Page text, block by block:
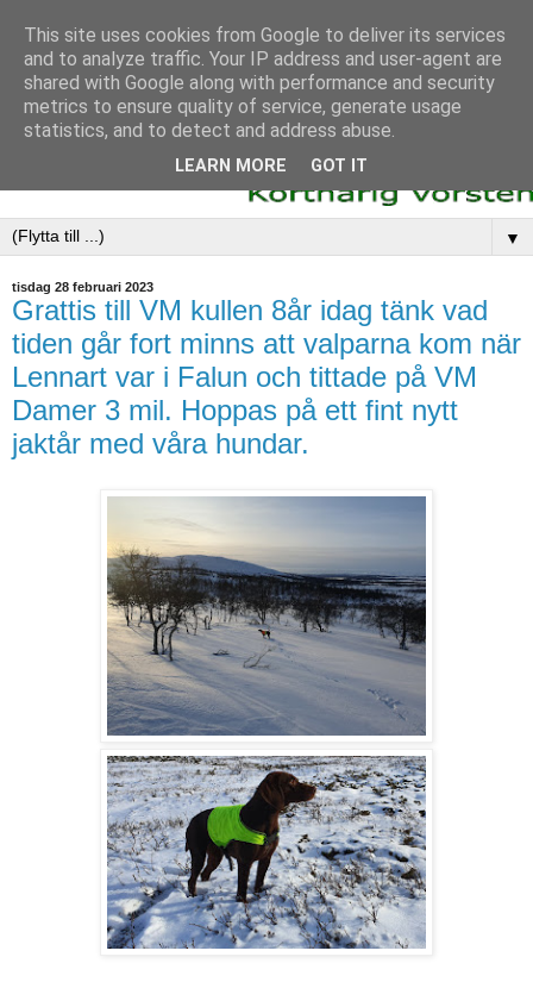
▼
tisdag 28 februari 2023
Grattis till VM kullen 8år idag tänk vad
tiden går fort minns att valparna kom när
Lennart var i Falun och tittade på VM
Damer 3 mil. Hoppas på ett fint nytt
jaktår med våra hundar.
This site uses cookies from Google to deliver its services
and to analyze traffic. Your IP address and user-agent are
shared with Google along with performance and security
metrics to ensure quality of service, generate usage
statistics, and to detect and address abuse.
LEARN MORE GOT IT